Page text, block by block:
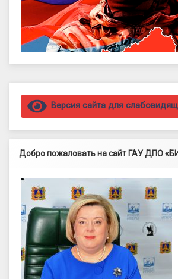
Правый сайдбар
Версия сайта для
Добро пожаловать на сайт ГАУ ДПО